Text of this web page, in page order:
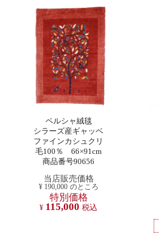
ペルシャ絨毯
シラーズ産ギャッベ
ファインカシュクリ
毛100％ 66×91cm
商品番号90656
当店販売価格
¥ 190,000 のところ
特別価格
¥ 115,000 税込